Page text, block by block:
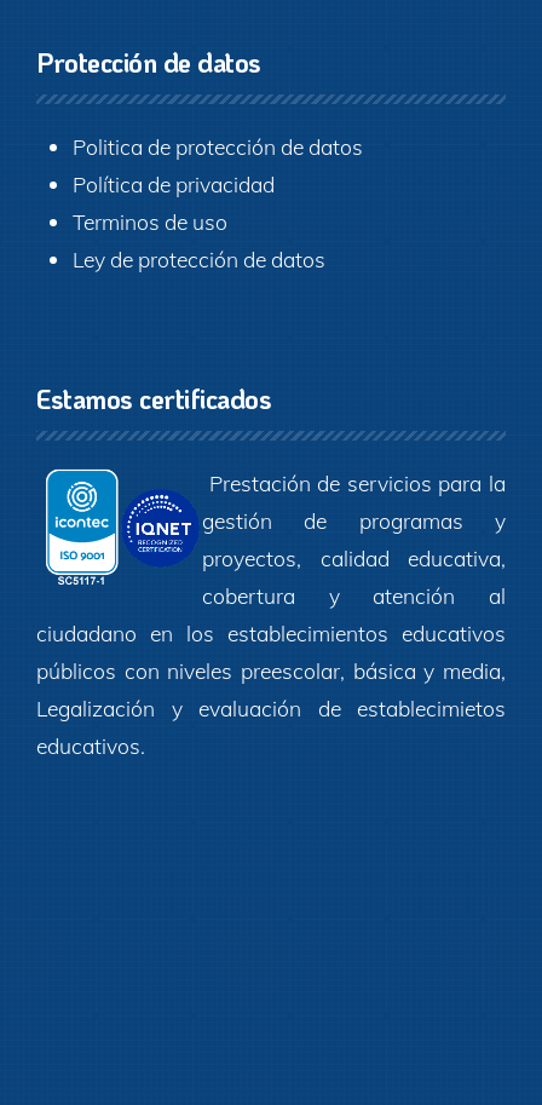
Protección de datos
Politica de protección de datos
Política de privacidad
Terminos de uso
Ley de protección de datos
Estamos certificados
Prestación de servicios para la
gestión de programas y
proyectos, calidad educativa,
cobertura y atención al
ciudadano en los establecimientos educativos
públicos con niveles preescolar, básica y media,
Legalización y evaluación de establecimietos
educativos.